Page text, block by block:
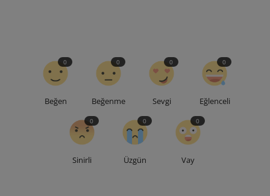
Beğen
0
Beğenme
0
Sevgi
0
Eğlenceli
0
Sinirli
0
Üzgün
0
Vay
0